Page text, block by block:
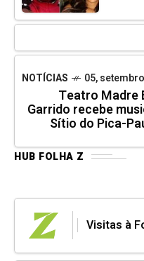
NOTÍCIAS 05,
Teatro Madre
Garrido recebe
Sítio do Pica-
HUB FOLHA Z
Visitas à